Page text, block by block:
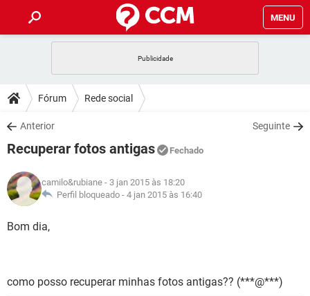
MENU
CELULAR
OUTLOOK
INSTAGRAM GMAIL
GUIA DE COMPRAS
DICAS
JOGOS
INSTAGRAM GMAIL
GUIA DE COMPRAS
DOWNLOADS
JOGOS WHATSAPP
CELULAR
OUTLOOK EXCEL
INSTAGRAM
FÓRUM
JOGOS WHATSAPP
CELULAR
OUTLOOK
GUIA DE COMPRAS
GLOSSÁRIO
JOGOS
INSTAGRAM
Fórum Rede social
Anterior Seguinte
Recuperar fotos antigas Fechado
camilo&rubiane - 3 jan 2015 às 18:20
Perfil bloqueado - 4 jan 2015 às 16:40
Bom dia,
como posso recuperar minhas fotos antigas?? (***@***)